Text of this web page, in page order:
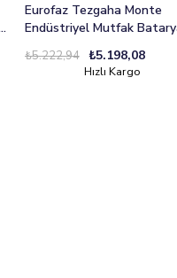
Eurofaz Tezgaha Monte
Endüstriyel Mutfak
₺5.198,08
₺5.222,94
Hızlı Kargo